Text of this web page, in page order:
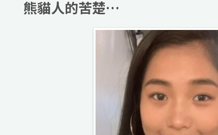
熊貓人的苦楚…